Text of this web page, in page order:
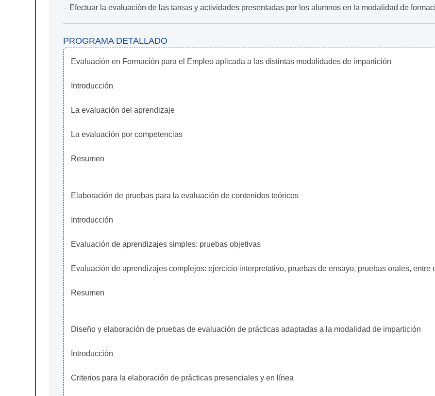
– Efectuar la evaluación de las tareas y actividades presentadas por los alumnos en la modalidad de
PROGRAMA DETALLADO
Evaluación en Formación para el Empleo aplicada a las distintas modalidades de impartición
Introducción
La evaluación del aprendizaje
La evaluación por competencias
Resumen
Elaboración de pruebas para la evaluación de contenidos teóricos
Introducción
Evaluación de aprendizajes simples: pruebas objetivas
Evaluación de aprendizajes complejos: ejercicio interpretativo, pruebas de ensayo, pruebas orales, entre
Resumen
Diseño y elaboración de pruebas de evaluación de prácticas adaptadas a la modalidad de impartición
Introducción
Criterios para la elaboración de prácticas presenciales y en línea